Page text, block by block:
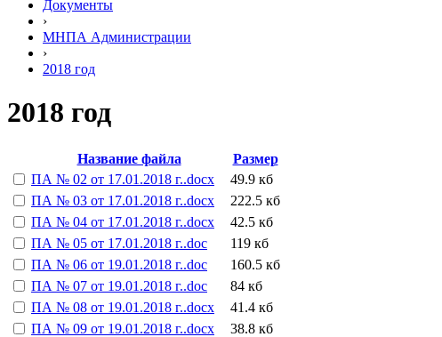
Документы
›
МНПА Администрации
›
2018 год
2018 год
Название файла
Размер
ПА № 02 от 17.01.2018 г..docx
49.9 кб
ПА № 03 от 17.01.2018 г..docx
222.5 кб
ПА № 04 от 17.01.2018 г..docx
42.5 кб
ПА № 05 от 17.01.2018 г..doc
119 кб
ПА № 06 от 19.01.2018 г..doc
160.5 кб
ПА № 07 от 19.01.2018 г..doc
84 кб
ПА № 08 от 19.01.2018 г..docx
41.4 кб
ПА № 09 от 19.01.2018 г..docx
38.8 кб